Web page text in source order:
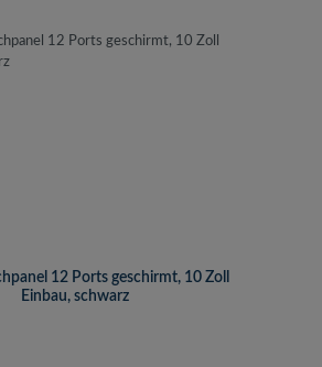
12 Ports geschirmt, 10 Zoll
Einbau, schwarz